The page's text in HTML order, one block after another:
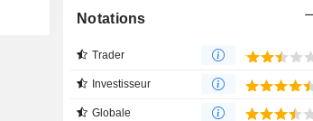
Notations
Trader
Investisseur
Globale